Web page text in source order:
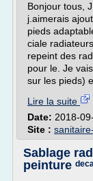
Bonjour tous,
j.aimerais
pieds
ciale
repeint des
pour le. Je
sur les pieds)
Lire la suite
Date: 2018-
Site :
Sablage
peinture